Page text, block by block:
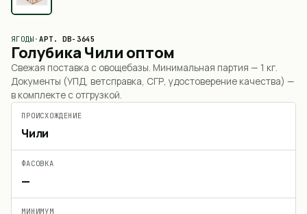
ЯГОДЫ ·АРТ.DB-3645
Голубика Чили оптом
Свежая поставка с овощебазы. Минимальная партия — 1 кг.
Документы (УПД, ветсправка, СГР, удостоверение качества) —
в комплекте с отгрузкой.
ПРОИСХОЖДЕНИЕ
Чили
ФАСОВКА
—
МИНИМУМ